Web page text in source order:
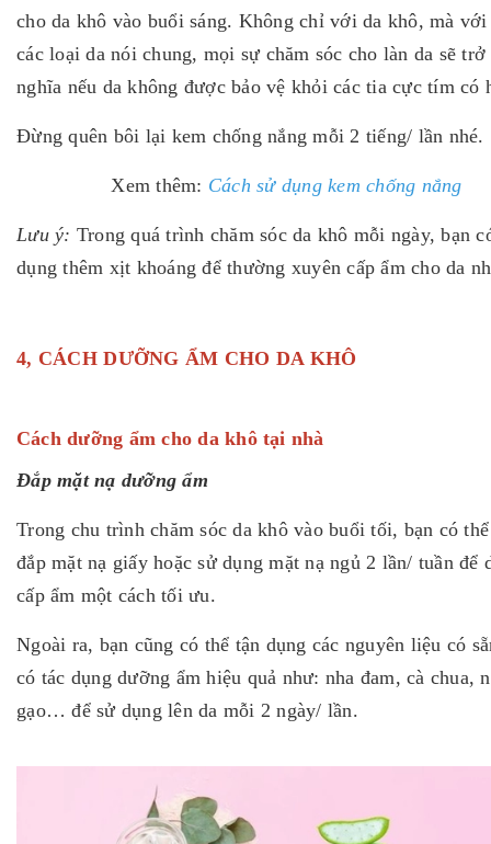
cho da khô vào buổi sáng. Không chỉ với da khô, mà với
các loại da nói chung, mọi sự chăm sóc cho làn da sẽ trở
nghĩa nếu da không được bảo vệ khỏi các tia cực tím có
Đừng quên bôi lại kem chống nắng mỗi 2 tiếng/ lần nhé.
Xem thêm: Cách sử dụng kem chống nắng
Lưu ý: Trong quá trình chăm sóc da khô mỗi ngày, bạn
dụng thêm xịt khoáng để thường xuyên cấp ẩm cho da
4, CÁCH DƯỠNG ẨM CHO DA KHÔ
Cách dưỡng ẩm cho da khô tại nhà
Đắp mặt nạ dưỡng ẩm
Trong chu trình chăm sóc da khô vào buổi tối, bạn có
đắp mặt nạ giấy hoặc sử dụng mặt nạ ngủ 2 lần/ tuần để
cấp ẩm một cách tối ưu.
Ngoài ra, bạn cũng có thể tận dụng các nguyên liệu có
có tác dụng dưỡng ẩm hiệu quả như: nha đam, cà chua,
gạo… để sử dụng lên da mỗi 2 ngày/ lần.